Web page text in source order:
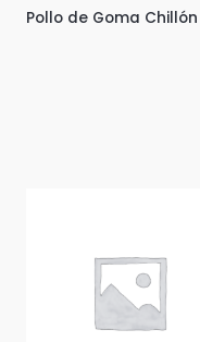
Pollo de Goma Chillón